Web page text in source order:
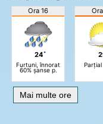
Ora 16
24˚
Furtuni, înnorat
60% șanse p.
Mai multe ore